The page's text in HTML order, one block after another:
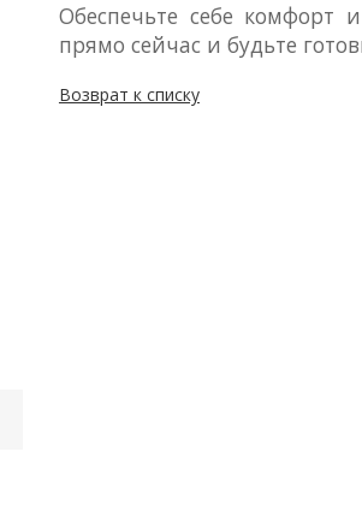
Обеспечьте себе
прямо сейчас и будьте
Возврат к списку